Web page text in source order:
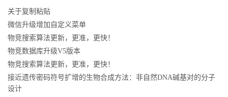
关于复制粘贴
微信升级增加自定义菜单
物竞搜索算法更新，更准，更快！
物竞数据库升级V5版本
物竞搜索算法更新，更准，更快！
接近遗传密码符号扩增的生物合成方法：非自然DNA碱基对的分子
设计